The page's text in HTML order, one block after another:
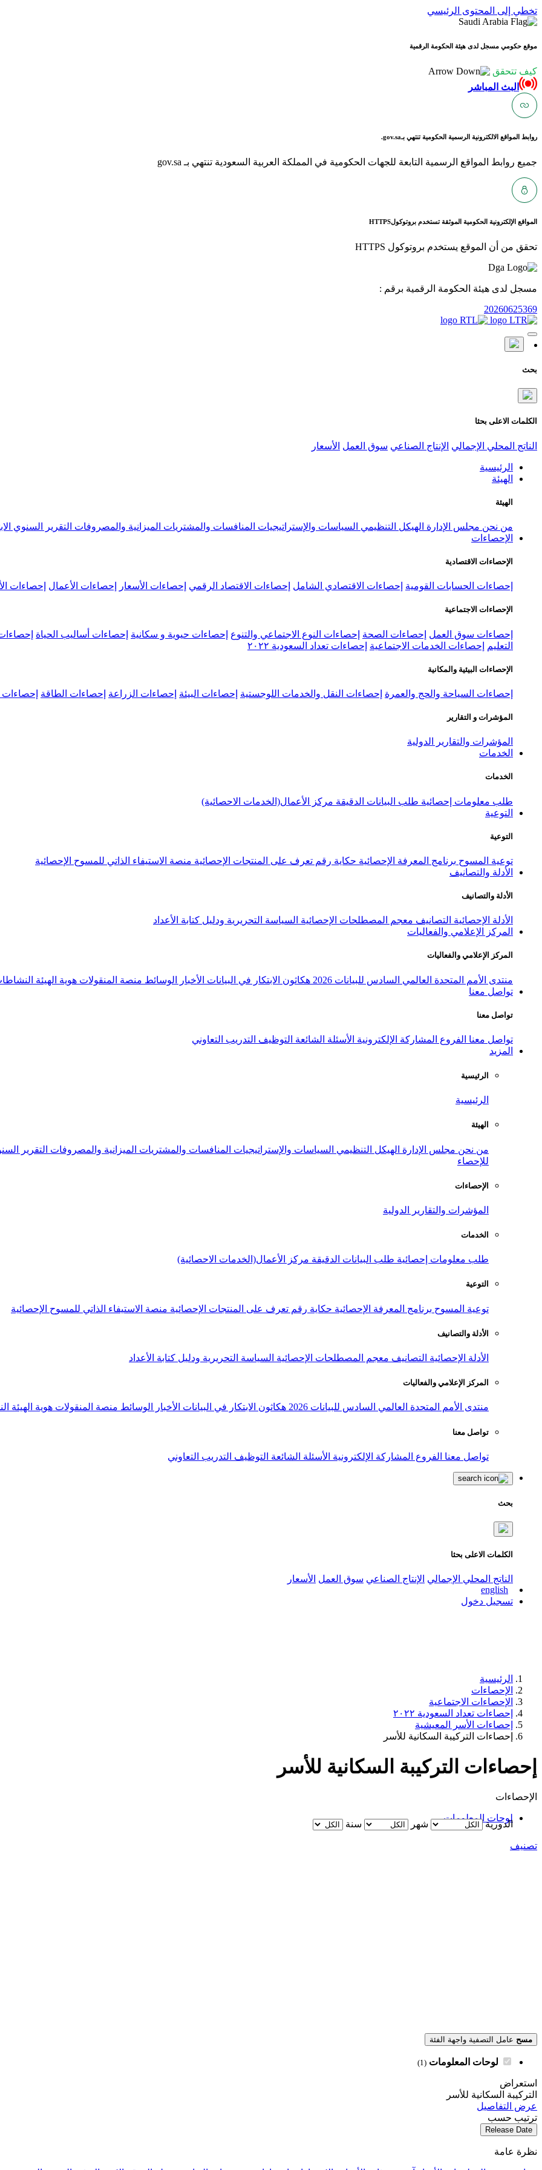
تخطي إلى المحتوى الرئيسي
موقع حكومي مسجل لدى هيئة الحكومة الرقمية
كيف تتحقق
البث المباشر
روابط المواقع الالكترونية الرسمية الحكومية تنتهي بـgov.sa.
جميع روابط المواقع الرسمية التابعة للجهات الحكومية في المملكة العربية السعودية تنتهي بـ gov.sa
المواقع الإلكترونية الحكومية الموثقة تستخدم بروتوكولHTTPS
تحقق من أن الموقع يستخدم بروتوكول HTTPS
مسجل لدى هيئة الحكومة الرقمية برقم :
20260625369
بحث
الكلمات الاعلى بحثا
الناتج المحلي الإجمالي الإنتاج الصناعي سوق العمل الأسعار
الرئيسية
الهيئة
الهيئة
من نحن مجلس الإدارة الهيكل التنظيمي السياسات والإستراتيجيات المنافسات والمشتريات الميزانية والمصروفات التقرير السنوي
الإحصاءات
الإحصاءات الاقتصادية
إحصاءات الحسابات القومية إحصاءات الاقتصادي الشامل إحصاءات الاقتصاد الرقمي إحصاءات الأسعار إحصاءات الأعمال إحصاءات
الإحصاءات الاجتماعية
إحصاءات سوق العمل إحصاءات الصحة إحصاءات النوع الاجتماعي والتنوع إحصاءات حيوية و سكانية إحصاءات أساليب الحياة
التعليم
إحصاءات الخدمات الاجتماعية إحصاءات تعداد السعودية ٢٠٢٢
الإحصاءات البيئية والمكانية
إحصاءات السياحة والحج والعمرة إحصاءات النقل والخدمات اللوجستية إحصاءات البيئة إحصاءات الزراعة إحصاءات الطاقة إحصاءات
المؤشرات و التقارير
المؤشرات والتقارير الدولية
الخدمات
الخدمات
طلب معلومات إحصائية طلب البيانات الدقيقة مركز الأعمال(الخدمات الاحصائية)
التوعية
التوعية
توعية المسوح برنامج المعرفة الإحصائية حكاية رقم تعرف على المنتجات الإحصائية منصة الاستيفاء الذاتي للمسوح الإحصائية
الأدلة والتصانيف
الأدلة والتصانيف
الأدلة الإحصائية التصانيف معجم المصطلحات الإحصائية السياسة التحريرية ودليل كتابة الأعداد
المركز الإعلامي والفعاليات
المركز الإعلامي والفعاليات
منتدى الأمم المتحدة العالمي السادس للبيانات 2026 هكاثون الابتكار في البيانات الأخبار الوسائط منصة المنقولات هوية الهيئة
تواصل معنا
تواصل معنا
تواصل معنا الفروع المشاركة الإلكترونية الأسئلة الشائعة التوظيف التدريب التعاوني
المزيد
الرئيسية
الرئيسية
الهيئة
من نحن مجلس الإدارة الهيكل التنظيمي السياسات والإستراتيجيات المنافسات والمشتريات الميزانية والمصروفات التقرير
للإحصاء
الإحصاءات
المؤشرات والتقارير الدولية
الخدمات
طلب معلومات إحصائية طلب البيانات الدقيقة مركز الأعمال(الخدمات الاحصائية)
التوعية
توعية المسوح برنامج المعرفة الإحصائية حكاية رقم تعرف على المنتجات الإحصائية منصة الاستيفاء الذاتي للمسوح الإحصائية
الأدلة والتصانيف
الأدلة الإحصائية التصانيف معجم المصطلحات الإحصائية السياسة التحريرية ودليل كتابة الأعداد
المركز الإعلامي والفعاليات
منتدى الأمم المتحدة العالمي السادس للبيانات 2026 هكاثون الابتكار في البيانات الأخبار الوسائط منصة المنقولات هوية الهيئة
تواصل معنا
تواصل معنا الفروع المشاركة الإلكترونية الأسئلة الشائعة التوظيف التدريب التعاوني
بحث
الكلمات الاعلى بحثا
الناتج المحلي الإجمالي الإنتاج الصناعي سوق العمل الأسعار
english
تسجيل دخول
الرئيسية
الإحصاءات
الإحصاءات الاجتماعية
إحصاءات تعداد السعودية ٢٠٢٢
إحصاءات الأسر المعيشية
إحصاءات التركيبة السكانية للأسر
إحصاءات التركيبة السكانية للأسر
الإحصاءات
لوحات المعلومات
الدورية شهر سنة
تصنيف
مسح عامل التصفية واجهة الفئة
لوحات المعلومات (1)
استعراض
التركيبة السكانية للأسر
عرض التفاصيل
ترتيب حسب
Release Date
نظرة عامة